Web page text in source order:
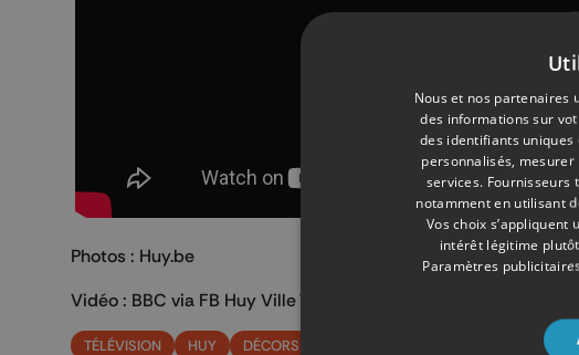
Photos : Huy.be
Vidéo : BBC via FB Huy Ville Touristique
TÉLÉVISION HUY DÉCORS
Nous et nos partenaires
des informations sur
des identifiants uniques
personnalisés,
services. Fournisseurs
notamment en utilisant
Vos choix
intérêt légitime
Paramètres publicitaires